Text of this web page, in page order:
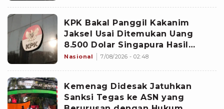
KPK Bakal Panggil Kakanim
Jaksel Usai Ditemukan Uang
8.500 Dolar Singapura Hasil
Penggeledahan
Nasional 7/08/2026 - 02:48
Kemenag Didesak Jatuhkan
Sanksi Tegas ke ASN yang